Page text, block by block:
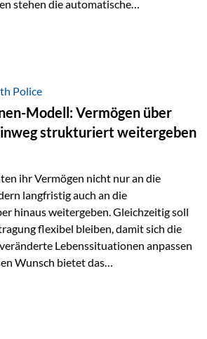
stehen die automatische
einzusetzen, sowie eine
deutlich effizienter
direkt elektronisch übermittelt,
und die weitere Bearbeitung
können auch juristische Personen,
oder Stiftungen, als
eingesetzt werden. Damit erweitert
der Private Wealth
für…
Police
Modell: Vermögen über
strukturiert weitergeben
ihr Vermögen nicht nur an die
langfristig auch an die
hinaus weitergeben. Gleichzeitig soll
flexibel bleiben, damit sich die
Lebenssituationen anpassen
Wunsch bietet das
Lösung. Es ermöglicht,